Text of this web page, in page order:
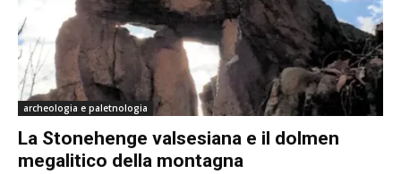
archeologia e paletnologia
La Stonehenge valsesiana e il dolmen
megalitico della montagna